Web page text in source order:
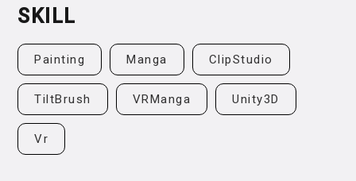
SKILL
Painting Manga ClipStudio
TiltBrush VRManga Unity3D
Vr